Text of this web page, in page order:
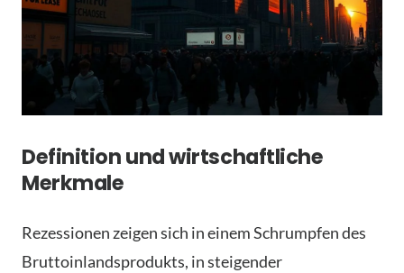
Definition und wirtschaftliche
Merkmale
Rezessionen zeigen sich in einem Schrumpfen des
Bruttoinlandsprodukts, in steigender